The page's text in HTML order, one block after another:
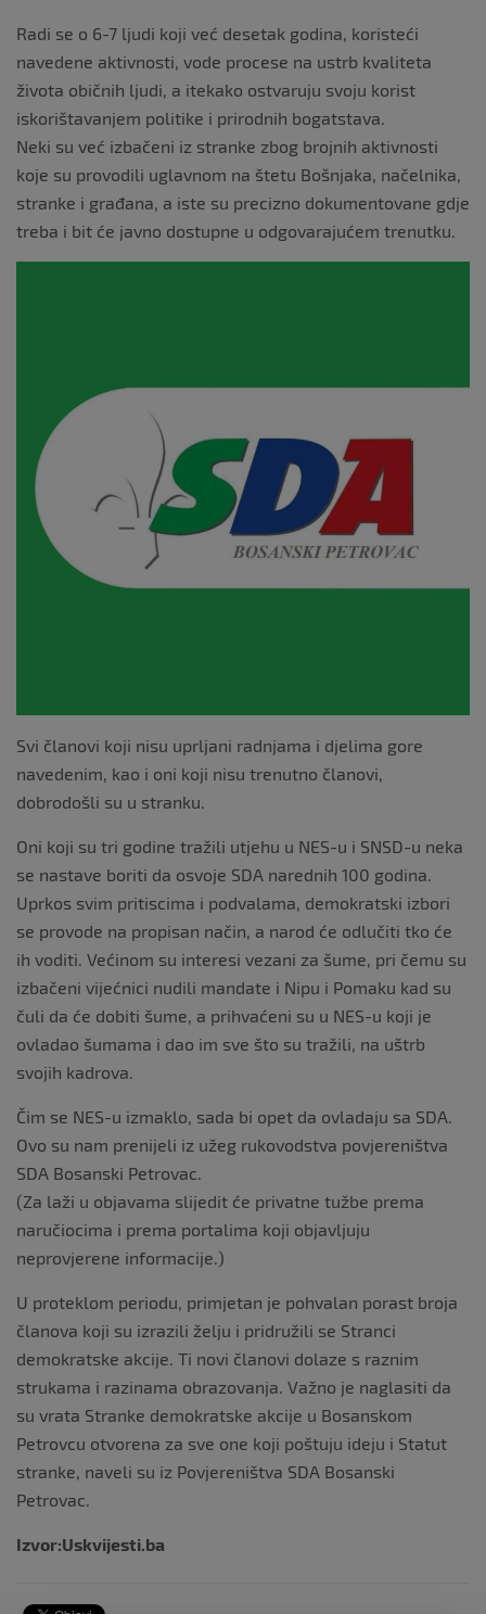
Radi se o 6-7 ljudi koji već desetak godina, koristeći
navedene aktivnosti, vode procese na ustrb kvaliteta
života običnih ljudi, a itekako ostvaruju svoju korist
iskorištavanjem politike i prirodnih bogatstava.
Neki su već izbačeni iz stranke zbog brojnih aktivnosti
koje su provodili uglavnom na štetu Bošnjaka, načelnika,
stranke i građana, a iste su precizno dokumentovane gdje
treba i bit će javno dostupne u odgovarajućem trenutku.
Svi članovi koji nisu uprljani radnjama i djelima gore
navedenim, kao i oni koji nisu trenutno članovi,
dobrodošli su u stranku.
Oni koji su tri godine tražili utjehu u NES-u i SNSD-u neka
se nastave boriti da osvoje SDA narednih 100 godina.
Uprkos svim pritiscima i podvalama, demokratski izbori
se provode na propisan način, a narod će odlučiti tko će
ih voditi. Većinom su interesi vezani za šume, pri čemu su
izbačeni vijećnici nudili mandate i Nipu i Pomaku kad su
čuli da će dobiti šume, a prihvaćeni su u NES-u koji je
ovladao šumama i dao im sve što su tražili, na uštrb
svojih kadrova.
Čim se NES-u izmaklo, sada bi opet da ovladaju sa SDA.
Ovo su nam prenijeli iz užeg rukovodstva povjereništva
SDA Bosanski Petrovac.
(Za laži u objavama slijedit će privatne tužbe prema
naručiocima i prema portalima koji objavljuju
neprovjerene informacije.)
U proteklom periodu, primjetan je pohvalan porast broja
članova koji su izrazili želju i pridružili se Stranci
demokratske akcije. Ti novi članovi dolaze s raznim
strukama i razinama obrazovanja. Važno je naglasiti da
su vrata Stranke demokratske akcije u Bosanskom
Petrovcu otvorena za sve one koji poštuju ideju i Statut
stranke, naveli su iz Povjereništva SDA Bosanski
Petrovac.
Izvor:Uskvijesti.ba